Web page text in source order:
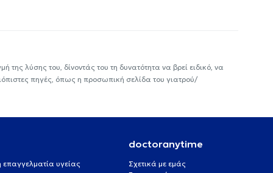
λύσης του, δίνοντάς του τη δυνατότητα να βρεί ειδικό, να
πηγές, όπως η προσωπική σελίδα του γιατρού/
επαγγελματία υγείας
doctoranytime
Σχετικά με εμάς